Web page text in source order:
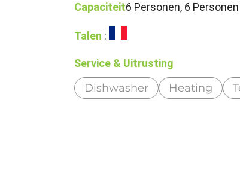
Capaciteit6 Personen, 6
Talen :
Service & Uitrusting
Dishwasher Heating